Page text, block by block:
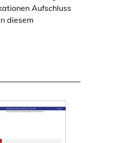
Aufschluss
diesem